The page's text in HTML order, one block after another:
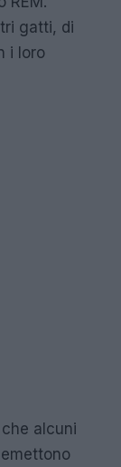
gatti, di
i loro
alcuni